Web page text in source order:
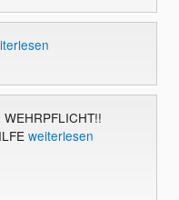
weiterlesen